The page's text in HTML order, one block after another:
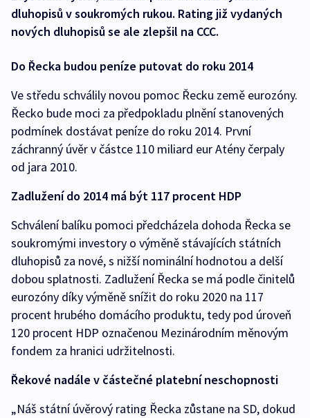
dluhopisů v soukromých rukou. Rating již vydaných
nových dluhopisů se ale zlepšil na CCC.
Do Řecka budou peníze putovat do roku 2014
Ve středu schválily novou pomoc Řecku země eurozóny.
Řecko bude moci za předpokladu plnění stanovených
podmínek dostávat peníze do roku 2014. První
záchranný úvěr v částce 110 miliard eur Atény čerpaly
od jara 2010.
Zadlužení do 2014 má být 117 procent HDP
Schválení balíku pomoci předcházela dohoda Řecka se
soukromými investory o výměně stávajících státních
dluhopisů za nové, s nižší nominální hodnotou a delší
dobou splatnosti. Zadlužení Řecka se má podle činitelů
eurozóny díky výměně snížit do roku 2020 na 117
procent hrubého domácího produktu, tedy pod úroveň
120 procent HDP označenou Mezinárodním měnovým
fondem za hranici udržitelnosti.
Řekové nadále v částečné platební neschopnosti
„Náš státní úvěrový rating Řecka zůstane na SD, dokud